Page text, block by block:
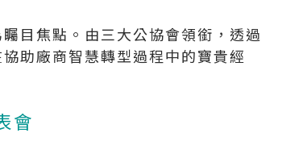
目焦點。由三大公協會領銜，透過
助廠商智慧轉型過程中的寶貴經
會